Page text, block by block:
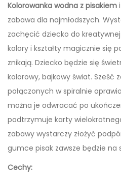
Ś
w
i
a
t
K
o
l
o
r
o
w
Kolorowanka wodna z pisakiem
zabawa dla najmłodszych.
zachęcić dziecko do
kolory i kształty magicznie się
znikają. Dziecko będzie się
kolorowy, bajkowy świat. Sześć
połączonych w spiralnie
można je odwracać po
podtrzymuje karty
zabawy wystarczy złożyć
gumce pisak zawsze będzie na
Cechy: